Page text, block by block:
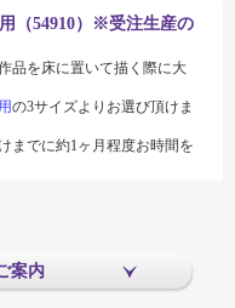
（54910）※受注生産の
品を床に置いて描く際に大
の3サイズよりお選び頂けま
までに約1ヶ月程度お時間を
案内